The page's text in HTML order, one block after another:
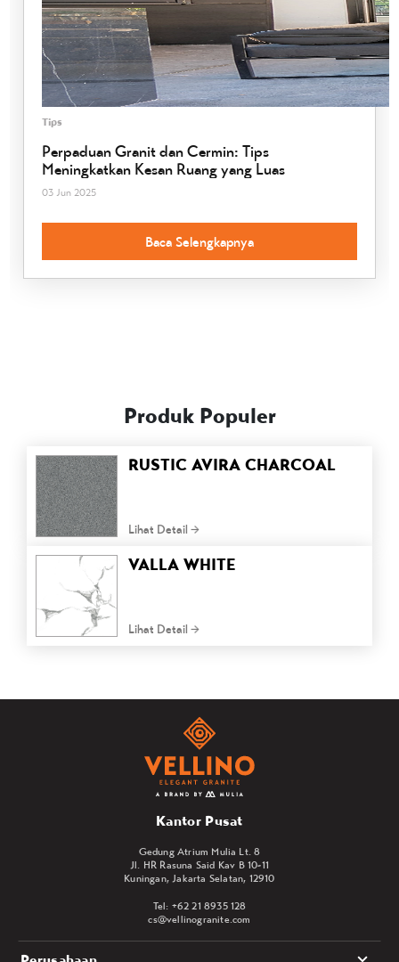
Tips
Perpaduan Granit dan Cermin: Tips
Meningkatkan Kesan Ruang yang Luas
03 Jun 2025
Baca Selengkapnya
Produk Populer
RUSTIC AVIRA CHARCOAL
Lihat Detail
VALLA WHITE
Lihat Detail
Kantor Pusat
Gedung Atrium Mulia Lt. 8
Jl. HR Rasuna Said Kav B 10-11
Kuningan, Jakarta Selatan, 12910
Tel: +62 21 8935 128
cs@vellinogranite.com